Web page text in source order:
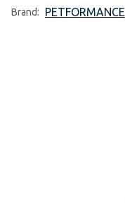
Brand: PETFORMANCE